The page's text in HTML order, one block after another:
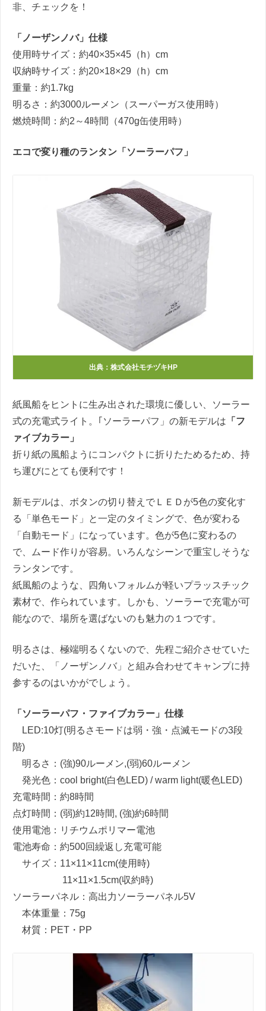
非、チェックを！
「ノーザンノバ」仕様
使用時サイズ：約40×35×45 （ h） cm
収納時サイズ：約20×18×29 （ h） cm
重量：約1.7kg
明るさ：約3000ルーメン（スーパーガス使用時）
燃焼時間：約2 ～4時間（470g缶使用時）
エコで変り種のランタン 「ソーラーパフ」
出典：株式会社モチヅキHP
紙風船をヒントに生み出された環境に優しい、ソーラー
式の充電式ライト。｢ソーラーパフ」の新モデルは 「フ
ァイブカラー」
折り紙の風船ようにコンパクトに折りたためるため、持
ち運びにとても便利です！
新モデルは、ボタンの切り替えでＬＥＤが5色の変化す
る「単色モード」と一定のタイミングで、色が変わる
「自動モード」になっています。色が5色に変わるの
で、ムード作りが容易。いろんなシーンで重宝しそうな
ランタンです。
紙風船のような、四角いフォルムが軽いプラッスチック
素材で、作られています。しかも、ソーラーで充電が可
能なので、場所を選ばないのも魅力の１つです。
明るさは、極端明るくないので、先程ご紹介させていた
だいた、「ノーザンノバ」と組み合わせてキャンプに持
参するのはいかがでしょう。
「ソーラーパフ・ファイブカラー」仕様
LED:10灯(明るさモードは弱・強・点滅モードの3段
階)
明るさ： (強)90ルーメン,(弱)60ルーメン
発光色： cool bright(白色LED) / warm light(暖色LED)
充電時間：約8時間
点灯時間： (弱)約12時間, (強)約6時間
使用電池：リチウムポリマー電池
電池寿命：約500回繰返し充電可能
サイズ： 11×11×11cm(使用時)
11×11×1.5cm(収約時)
ソーラーパネル：高出力ソーラーパネル5V
本体重量： 75g
材質： PET ・ PP